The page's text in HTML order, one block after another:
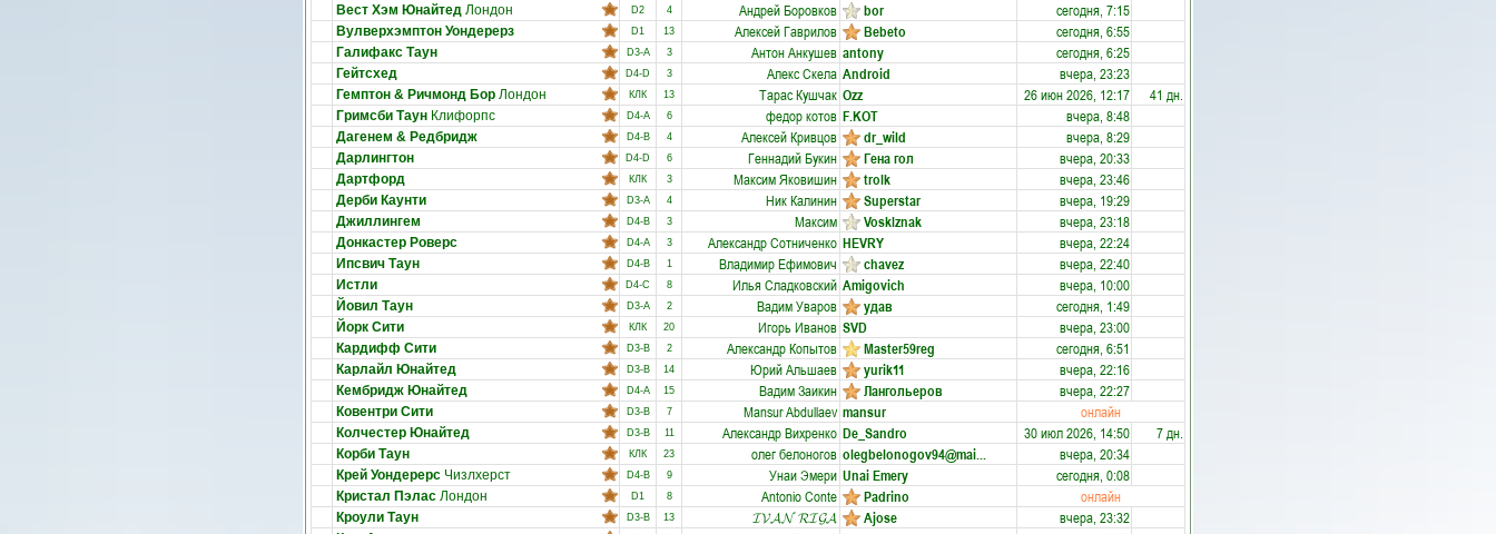
Вест Хэм Юнайтед Лондон D2 4 Андрей Боровков bor сегодня, 7:15
Вулверхэмптон Уондерерз D1 13 Алексей Гаврилов Bebeto сегодня, 6:55
Галифакс Таун D3-A 3 Антон Анкушев antony сегодня, 6:25
Гейтсхед D4-D 3 Алекс Скела Android вчера, 23:23
Гемптон & Ричмонд Бор Лондон КЛК 13 Тарас Кушчак Ozz 26 июн 2026, 12:17 41 дн.
Гримсби Таун Клифорпс D4-A 6 федор котов F.KOT вчера, 8:48
Дагенем & Редбридж D4-B 4 Алексей Кривцов dr_wild вчера, 8:29
Дарлингтон D4-D 6 Геннадий Букин Гена гол вчера, 20:33
Дартфорд КЛК 3 Максим Яковишин trolk вчера, 23:46
Дерби Каунти D3-A 4 Ник Калинин Superstar вчера, 19:29
Джиллингем D4-B 3 Максим Vosklznak вчера, 23:18
Донкастер Роверс D4-A 3 Александр Сотниченко HEVRY вчера, 22:24
Ипсвич Таун D4-B 1 Владимир Ефимович chavez вчера, 22:40
Истли D4-C 8 Илья Сладковский Amigovich вчера, 10:00
Йовил Таун D3-A 2 Вадим Уваров удав сегодня, 1:49
Йорк Сити КЛК 20 Игорь Иванов SVD вчера, 23:00
Кардифф Сити D3-B 2 Александр Копытов Master59reg сегодня, 6:51
Карлайл Юнайтед D3-B 14 Юрий Альшаев yurik11 вчера, 22:16
Кембридж Юнайтед D4-A 15 Вадим Заикин Лангольеров вчера, 22:27
Ковентри Сити D3-B 7 Mansur Abdullaev mansur онлайн
Колчестер Юнайтед D3-B 11 Александр Вихренко De_Sandro 30 июл 2026, 14:50 7 дн.
Корби Таун КЛК 23 олег белоногов olegbelonogov94@mai... вчера, 20:34
Крей Уондерерс Чизлхерст D4-B 9 Унаи Эмери Unai Emery сегодня, 0:08
Кристал Пэлас Лондон D1 8 Antonio Conte Padrino онлайн
Кроули Таун D3-B 13 𝓘𝓥𝓐𝓝 𝓡𝓘𝓖𝓐 Ajose вчера, 23:32